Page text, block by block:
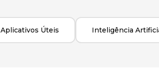
Aplicativos Úteis Inteligência